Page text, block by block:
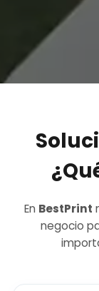
En BestPrint
negocio